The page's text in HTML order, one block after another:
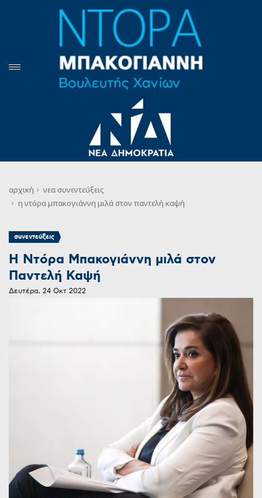
αρχική νεα συνεντεύξεις
η ντόρα μπακογιάννη μιλά στον παντελή καψή
συνεντεύξεις
Η Ντόρα Μπακογιάννη μιλά στον
Παντελή Καψή
Δευτέρα, 24 Οκτ 2022